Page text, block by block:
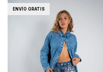
ENVÍO GRATIS